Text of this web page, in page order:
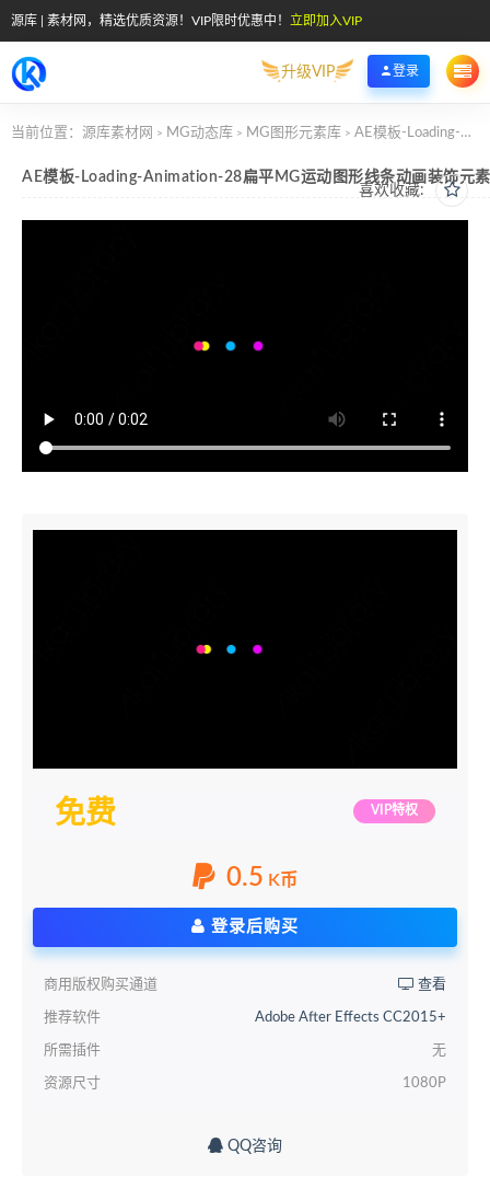
源库 | 素材网，精选优质资源！VIP限时优惠中！ 立即加入VIP
升级VIP 登录
当前位置： 源库素材网 > MG动态库 > MG图形元素库 > AE模板-Loading-Animation-28扁平MG运动图形线条动画装饰元素
喜欢收藏:
AE模板-Loading-Animation-28扁平MG运动图形线条动画装饰元素
免费 VIP特权
0.5 K币
登录后购买
商用版权购买通道 查看
推荐软件 Adobe After Effects CC2015+
所需插件 无
资源尺寸 1080P
QQ咨询